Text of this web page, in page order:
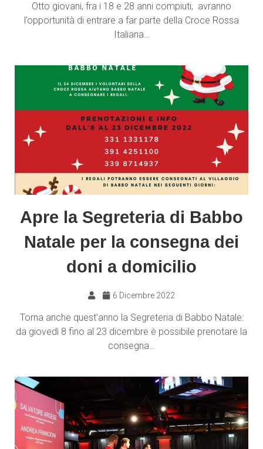
Otto giovani, fra i 18 e 28 anni compiuti, avranno
l’opportunità di entrare a far parte della Croce Rossa
Italiana…
Apre la Segreteria di Babbo
Natale per la consegna dei
doni a domicilio
6 Dicembre 2022
Torna anche quest’anno la Segreteria di Babbo Natale:
da giovedì 8 fino al 23 dicembre è possibile prenotare la
consegna…